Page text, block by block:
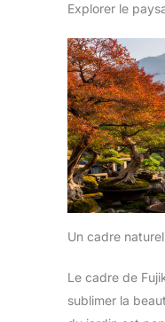
Explorer le
Un cadre
Le cadre de
sublimer la